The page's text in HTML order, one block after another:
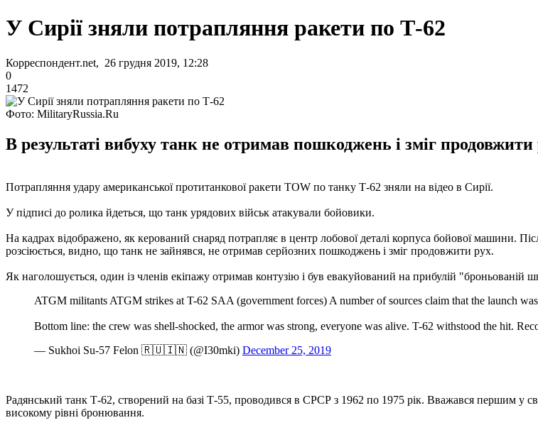
У Сирії зняли потрапляння ракети по Т-62
Корреспондент.net, 26 грудня 2019, 12:28
0
1472
Фото: MilitaryRussia.Ru
В результаті вибуху танк не отримав пошкоджень і зміг продовжити
Потрапляння удару американської протитанкової ракети TOW по танку Т-62 зняли на відео в Сирії.
У підписі до ролика йдеться, що танк урядових військ атакували бойовики.
На кадрах відображено, як керований снаряд потрапляє в центр лобової деталі корпуса бойової машини.
розсіюється, видно, що танк не зайнявся, не отримав серйозних пошкоджень і зміг продовжити рух.
Як наголошується, один із членів екіпажу отримав контузію і був евакуйований на прибулій "броньованій
ATGM militants ATGM strikes at T-62 SAA (government forces) A ​​number of sources claim that the launch
Bottom line: the crew was shell-shocked, the armor was strong, everyone was alive. T-62 withstood the hit.
— Sukhoi Su-57 Felon 🇷🇺🇮🇳 (@I30mki) December 25, 2019
Радянський танк Т-62, створений на базі Т-55, проводився в СРСР з 1962 по 1975 рік. Вважався першим у
високому рівні бронювання.